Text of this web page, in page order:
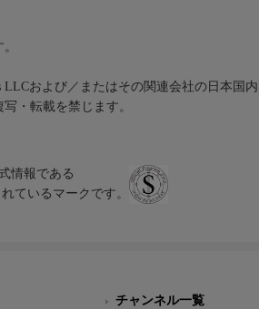
および／またはその関連会社の日本国
・転載を禁じます。
情報である
ているマークです。
チャンネル一覧